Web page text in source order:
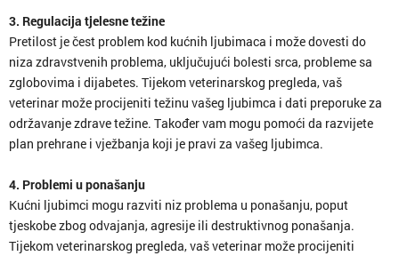
3. Regulacija tjelesne težine
Pretilost je čest problem kod kućnih ljubimaca i može dovesti do
niza zdravstvenih problema, uključujući bolesti srca, probleme sa
zglobovima i dijabetes. Tijekom veterinarskog pregleda, vaš
veterinar može procijeniti težinu vašeg ljubimca i dati preporuke za
održavanje zdrave težine. Također vam mogu pomoći da razvijete
plan prehrane i vježbanja koji je pravi za vašeg ljubimca.
4. Problemi u ponašanju
Kućni ljubimci mogu razviti niz problema u ponašanju, poput
tjeskobe zbog odvajanja, agresije ili destruktivnog ponašanja.
Tijekom veterinarskog pregleda, vaš veterinar može procijeniti